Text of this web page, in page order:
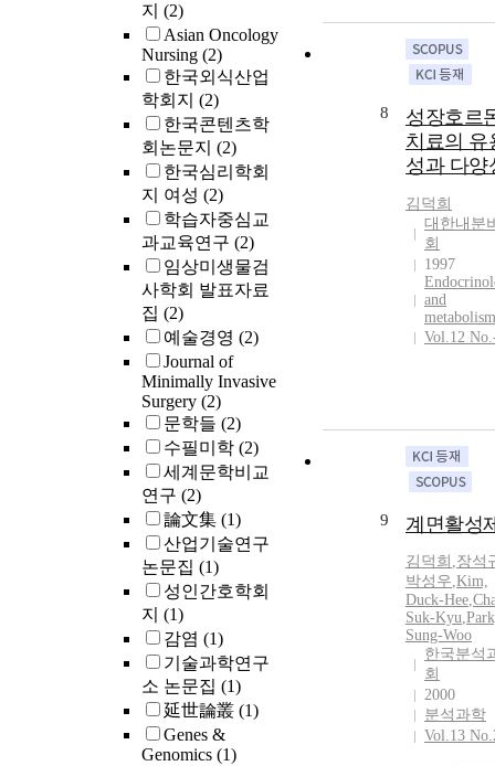
지 (2)
Asian Oncology
Nursing (2)
한국외식산업
학회지 (2)
한국콘텐츠학
회논문지 (2)
한국심리학회
지 여성 (2)
학습자중심교
과교육연구 (2)
임상미생물검
사학회 발표자료
집 (2)
예술경영 (2)
Journal of
Minimally Invasive
Surgery (2)
문학들 (2)
수필미학 (2)
세계문학비교
연구 (2)
論文集 (1)
산업기술연구
논문집 (1)
성인간호학회
지 (1)
감염 (1)
기술과학연구
소 논문집 (1)
延世論叢 (1)
Genes &
Genomics (1)
8
성장호르
치료의 유
성과 다양
김덕희
대한내분
회
1997
and
metabolism
Vol.12
9 계면활성
김덕희 ,장석
박성우,Kim,
Duck-Hee,
Suk-Kyu,
Sung-Woo
한국분석
회
2000
분석과학
Vol.13